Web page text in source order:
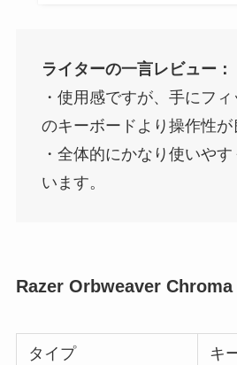
ライターの一言レビュー：
・使用感ですが、手にフ
のキーボードより操作性が
・全体的にかなり使いや
います。
Razer Orbweaver Chroma
タイプ キ